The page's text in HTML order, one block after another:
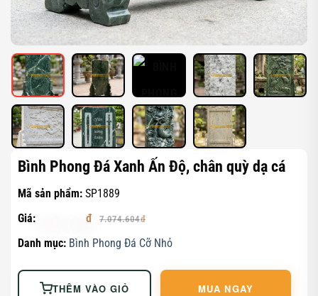
Bình Phong Đá Xanh Ấn Độ, chân quỳ dạ cá
Mã sản phẩm: SP1889
Giá:
7.074.604
Danh mục: Bình Phong Đá Cỡ Nhỏ
THÊM VÀO GIỎ MUA NGAY